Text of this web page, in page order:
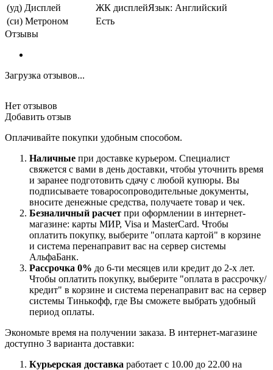
(уд) Дисплей
ЖК дисплейЯзык: Английский
(си) Метроном
Есть
Отзывы
Загрузка отзывов...
Нет отзывов
Добавить отзыв
Оплачивайте покупки удобным способом.
Наличные при доставке курьером. Специалист
свяжется с вами в день доставки, чтобы уточнить время
и заранее подготовить сдачу с любой купюры. Вы
подписываете товаросопроводительные документы,
вносите денежные средства, получаете товар и чек.
Безналичный расчет при оформлении в интернет-
магазине: карты МИР, Visa и MasterCard. Чтобы
оплатить покупку, выберите "оплата картой" в корзине
и система перенаправит вас на сервер системы
АльфаБанк.
Рассрочка 0% до 6-ти месяцев или кредит до 2-х лет.
Чтобы оплатить покупку, выберите "оплата в рассрочку/
кредит" в корзине и система перенаправит вас на сервер
системы Тинькофф, где Вы сможете выбрать удобный
период оплаты.
Экономьте время на получении заказа. В интернет-магазине
доступно 3 варианта доставки:
Курьерская доставка работает с 10.00 до 22.00 на